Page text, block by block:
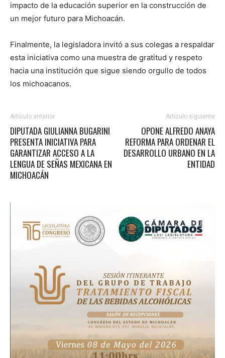
impacto de la educación superior en la construcción de
un mejor futuro para Michoacán.
Finalmente, la legisladora invitó a sus colegas a respaldar
esta iniciativa como una muestra de gratitud y respeto
hacia una institución que sigue siendo orgullo de todos
los michoacanos.
Artículo anterior
DIPUTADA GIULIANNA BUGARINI
PRESENTA INICIATIVA PARA
GARANTIZAR ACCESO A LA
LENGUA DE SEÑAS MEXICANA EN
MICHOACÁN
Artículo siguiente
OPONE ALFREDO ANAYA
REFORMA PARA ORDENAR EL
DESARROLLO URBANO EN LA
ENTIDAD